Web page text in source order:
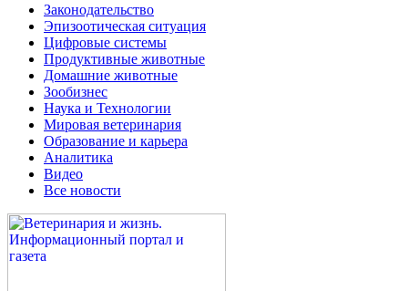
Законодательство
Эпизоотическая ситуация
Цифровые системы
Продуктивные животные
Домашние животные
Зообизнес
Наука и Технологии
Мировая ветеринария
Образование и карьера
Аналитика
Видео
Все новости